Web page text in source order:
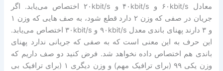
معادل ۶۰kbit/s و ۴۰kbit/s و ۲۰kbit/s اختصاص می‌یابد. اگر
جریان در صفی که وزن ۲ دارد قطع شود، به صف هایی که وزن ۱
و ۳ دارند پهنای باندی معدل ۹۰kbit/s و ۳۰kbit/s اختصاص می‌یابد.
این حرف به این معنی است که به صفی که جریانی ندارد پهنای
باندی هم اختصاص داده نخواهد شد. فرض کنید دو صف داریم که
وزن یکی ۹۹ (برای ترافیک مهم) و وزن دیگری ۱ (برای ترافیک بی